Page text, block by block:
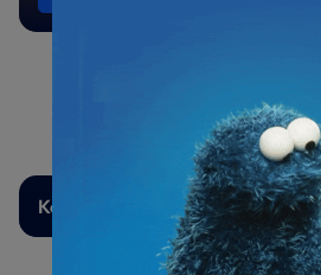
Kondensatpumpen